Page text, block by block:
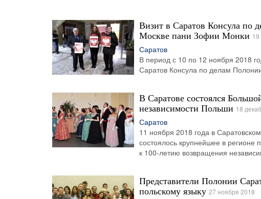
Визит в Саратов Консула по
Москве пани Зофии Монки
Саратов
В период с 10 по 12 ноября 2018
Саратов Консула по делам
В Саратове состоялся
независимости Польши 18
Саратов
11 ноября 2018 года в
состоялось крупнейшее в
к 100-летию возвращения
Представители Полонии
польскому языку 27 ноября 2018